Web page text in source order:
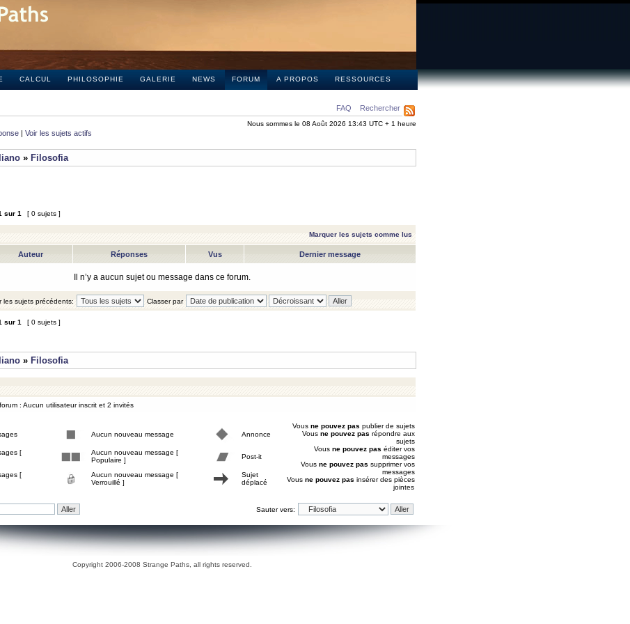
CALCUL PHILOSOPHIE GALERIE NEWS FORUM A PROPOS RESSOURCES
FAQ Rechercher
Nous sommes le 08 Août 2026 13:43 UTC + 1 heure
| Voir les sujets actifs
» Filosofia
sur 1 [ 0 sujets ]
Marquer les sujets comme lus
Auteur Réponses Vus Dernier message
Il n’y a aucun sujet ou message dans ce forum.
les sujets précédents: Classer par
sur 1 [ 0 sujets ]
» Filosofia
: Aucun utilisateur inscrit et 2 invités
Aucun nouveau message Annonce
[
Aucun nouveau message [
Populaire ]
Post-it
[
Aucun nouveau message [
Verrouillé ]
Sujet
déplacé
Vous ne pouvez pas publier de sujets
Vous ne pouvez pas répondre aux
sujets
Vous ne pouvez pas éditer vos
messages
Vous ne pouvez pas supprimer vos
messages
Vous ne pouvez pas insérer des pièces
jointes
Sauter vers:
Copyright 2006-2008 Strange Paths, all rights reserved.